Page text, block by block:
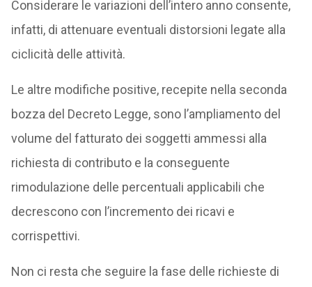
Considerare le variazioni dell’intero anno consente,
infatti, di attenuare eventuali distorsioni legate alla
ciclicità delle attività.
Le altre modifiche positive, recepite nella seconda
bozza del Decreto Legge, sono l’ampliamento del
volume del fatturato dei soggetti ammessi alla
richiesta di contributo e la conseguente
rimodulazione delle percentuali applicabili che
decrescono con l’incremento dei ricavi e
corrispettivi.
Non ci resta che seguire la fase delle richieste di